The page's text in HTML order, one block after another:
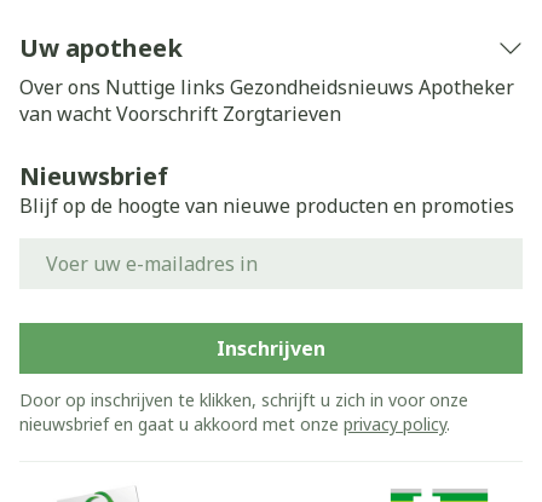
Uw apotheek
Over ons Nuttige links Gezondheidsnieuws Apotheker
van wachtVoorschrift Zorgtarieven
Nieuwsbrief
Blijf op de hoogte van nieuwe producten en promoties
Inschrijven
Door op inschrijven te klikken, schrijft u zich in voor onze
nieuwsbrief en gaat u akkoord met onze privacy policy.